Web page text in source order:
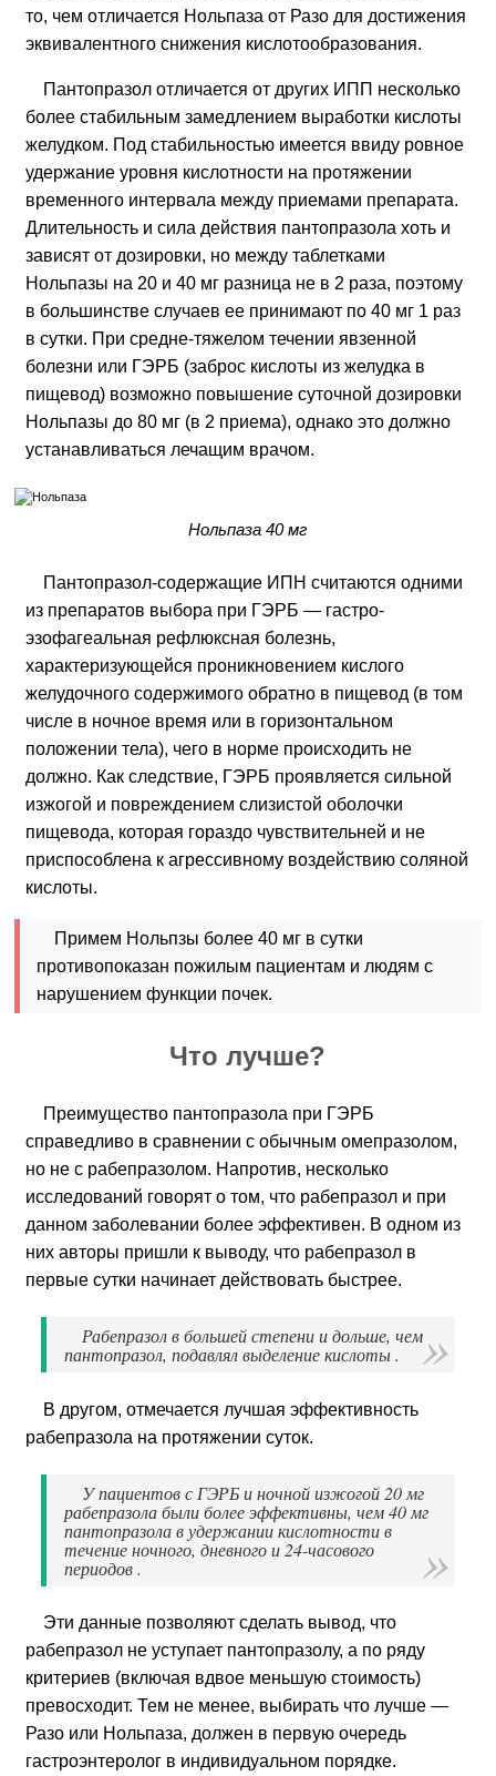
то, чем отличается Нольпаза от Разо для достижения
эквивалентного снижения кислотообразования.
Пантопразол отличается от других ИПП несколько
более стабильным замедлением выработки кислоты
желудком. Под стабильностью имеется ввиду ровное
удержание уровня кислотности на протяжении
временного интервала между приемами препарата.
Длительность и сила действия пантопразола хоть и
зависят от дозировки, но между таблетками
Нольпазы на 20 и 40 мг разница не в 2 раза, поэтому
в большинстве случаев ее принимают по 40 мг 1 раз
в сутки. При средне-тяжелом течении явзенной
болезни или ГЭРБ (заброс кислоты из желудка в
пищевод) возможно повышение суточной дозировки
Нольпазы до 80 мг (в 2 приема), однако это должно
устанавливаться лечащим врачом.
Нольпаза 40 мг
Пантопразол-содержащие ИПН считаются одними
из препаратов выбора при ГЭРБ — гастро-
эзофагеальная рефлюксная болезнь,
характеризующейся проникновением кислого
желудочного содержимого обратно в пищевод (в том
числе в ночное время или в горизонтальном
положении тела), чего в норме происходить не
должно. Как следствие, ГЭРБ проявляется сильной
изжогой и повреждением слизистой оболочки
пищевода, которая гораздо чувствительней и не
приспособлена к агрессивному воздействию соляной
кислоты.
Примем Нольпзы более 40 мг в сутки
противопоказан пожилым пациентам и людям с
нарушением функции почек.
Что лучше?
Преимущество пантопразола при ГЭРБ
справедливо в сравнении с обычным омепразолом,
но не с рабепразолом. Напротив, несколько
исследований говорят о том, что рабепразол и при
данном заболевании более эффективен. В одном из
них авторы пришли к выводу, что рабепразол в
первые сутки начинает действовать быстрее.
Рабепразол в большей степени и дольше, чем
пантопразол, подавлял выделение кислоты .
В другом, отмечается лучшая эффективность
рабепразола на протяжении суток.
У пациентов с ГЭРБ и ночной изжогой 20 мг
рабепразола были более эффективны, чем 40 мг
пантопразола в удержании кислотности в
течение ночного, дневного и 24-часового
периодов .
Эти данные позволяют сделать вывод, что
рабепразол не уступает пантопразолу, а по ряду
критериев (включая вдвое меньшую стоимость)
превосходит. Тем не менее, выбирать что лучше —
Разо или Нольпаза, должен в первую очередь
гастроэнтеролог в индивидуальном порядке.